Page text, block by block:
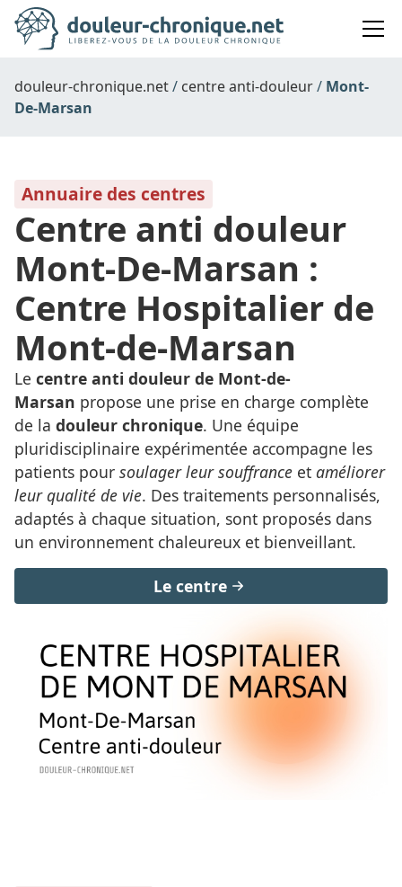
douleur-chronique.net centre anti-douleur
Mont-
De-Marsan
Annuaire des centres
Centre anti douleur
Mont-De-Marsan :
Centre Hospitalier de
Mont-de-Marsan
Le centre anti douleur de Mont-de-
Marsan propose une prise en charge complète
de la douleur chronique. Une équipe
pluridisciplinaire expérimentée accompagne les
patients pour soulager leur souffrance et améliorer
leur qualité de vie. Des traitements personnalisés,
adaptés à chaque situation, sont proposés dans
un environnement chaleureux et bienveillant.
Le centre